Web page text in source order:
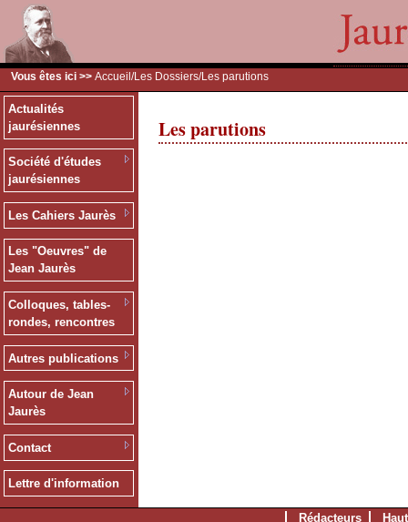
Vous êtes ici >> Accueil /Les Dossiers/Les parutions
Actualités
jaurésiennes
Société d'études
jaurésiennes
Les Cahiers Jaurès
Les "Oeuvres" de
Jean Jaurès
Colloques, tables-
rondes, rencontres
Autres publications
Autour de Jean
Jaurès
Contact
Lettre d'information
Les parutions
Rédacteurs